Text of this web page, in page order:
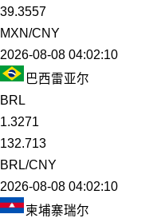
39.3557
MXN/CNY
2026-08-08 04:02:10
巴西雷亚尔
BRL
1.3271
132.713
BRL/CNY
2026-08-08 04:02:10
柬埔寨瑞尔